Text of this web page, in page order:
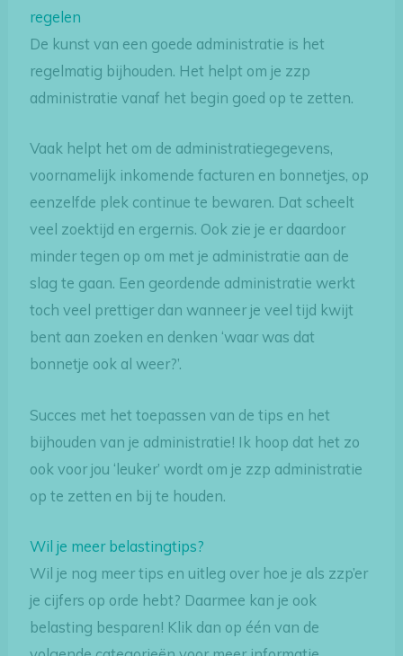
regelen
De kunst van een goede administratie is het
regelmatig bijhouden. Het helpt om je zzp
administratie vanaf het begin goed op te zetten.
Vaak helpt het om de administratiegegevens,
voornamelijk inkomende facturen en bonnetjes, op
eenzelfde plek continue te bewaren. Dat scheelt
veel zoektijd en ergernis. Ook zie je er daardoor
minder tegen op om met je administratie aan de
slag te gaan. Een geordende administratie werkt
toch veel prettiger dan wanneer je veel tijd kwijt
bent aan zoeken en denken ‘waar was dat
bonnetje ook al weer?’.
Succes met het toepassen van de tips en het
bijhouden van je administratie! Ik hoop dat het zo
ook voor jou ‘leuker’ wordt om je zzp administratie
op te zetten en bij te houden.
Wil je meer belastingtips?
Wil je nog meer tips en uitleg over hoe je als zzp’er
je cijfers op orde hebt? Daarmee kan je ook
belasting besparen! Klik dan op één van de